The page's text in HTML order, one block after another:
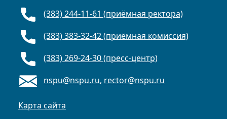
(383) 244-11-61 (приёмная ректора)
(383) 383-32-42 (приёмная комиссия)
(383) 269-24-30 (пресс-центр)
nspu@nspu.ru, rector@nspu.ru
Карта сайта